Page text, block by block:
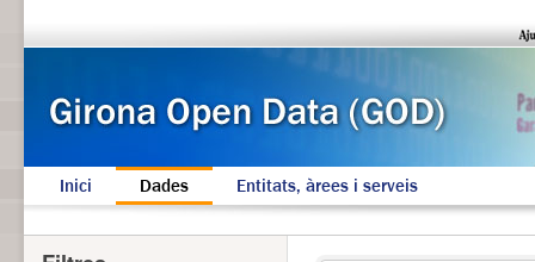
Inici Dades Entitats, àrees i serveis